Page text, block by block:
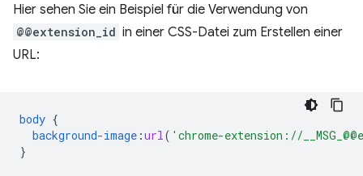
Hier sehen Sie ein Beispiel für die Verwendung von
@@extension_id in einer CSS-Datei zum Erstellen einer
URL:
body {
background-image :url ( 'chrome-extension://
}